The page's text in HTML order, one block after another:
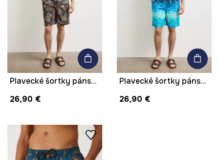
Plavecké šortky pánske s motívom zeleniny
26,90 €
Plavecké šortky pánske so zvieracím motívom
26,90 €